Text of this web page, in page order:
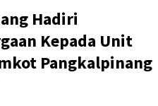
Hadiri
Kepada Unit
Pangkalpinang